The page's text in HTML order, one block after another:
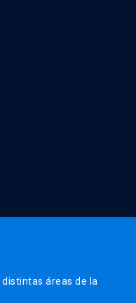
áreas de la